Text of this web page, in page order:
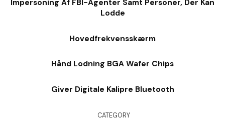
Impersoning Af FBI-Agenter Samt Personer, Der Kan
Lodde
Hovedfrekvensskærm
Hånd Lodning BGA Wafer Chips
Giver Digitale Kalipre Bluetooth
CATEGORY